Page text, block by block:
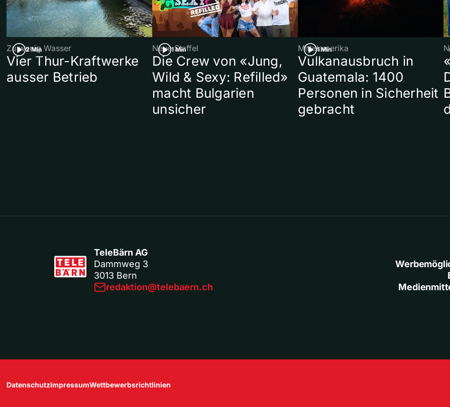
2 Min
Zu wenig Wasser
Vier Thur-Kraftwerke
ausser Betrieb
1 Min
Neue Staffel
Die Crew von «Jung,
Wild & Sexy: Refilled»
macht Bulgarien
unsicher
1 Min
Mittelamerika
Vulkanausbruch in
Guatemala: 1400
Personen in Sicherheit
gebracht
TeleBärn AG
Dammweg 3
3013 Bern
redaktion@telebaern.ch
DatenschutzImpressumWettbewerbsrichtlinien